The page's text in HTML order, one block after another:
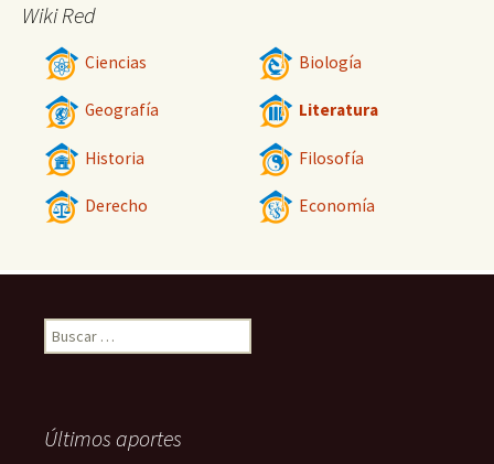
Wiki Red
Ciencias Biología
Geografía Literatura
Historia Filosofía
Derecho Economía
Buscar:
Últimos aportes